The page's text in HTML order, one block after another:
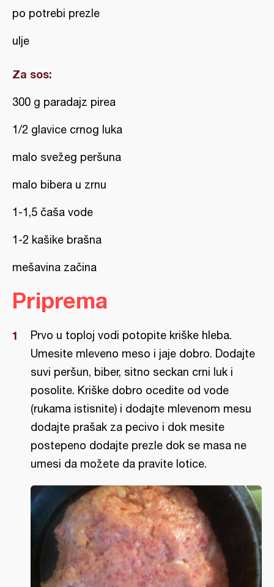
po potrebi prezle
ulje
Za sos:
300 g paradajz pirea
1/2 glavice crnog luka
malo svežeg peršuna
malo bibera u zrnu
1-1,5 čaša vode
1-2 kašike brašna
mešavina začina
Priprema
Prvo u toploj vodi potopite kriške hleba.
Umesite mleveno meso i jaje dobro. Dodajte
suvi peršun, biber, sitno seckan crni luk i
posolite. Kriške dobro ocedite od vode
(rukama istisnite) i dodajte mlevenom mesu
dodajte prašak za pecivo i dok mesite
postepeno dodajte prezle dok se masa ne
umesi da možete da pravite lotice.